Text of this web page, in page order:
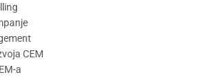
CEM
a